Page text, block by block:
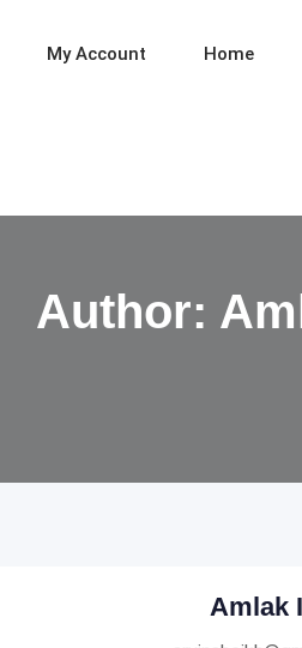
Home
My Account
Author:
Amlak